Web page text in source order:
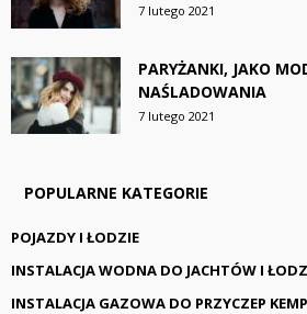
7 lutego 2021
PARYŻANKI, JAKO
NAŚLADOWANIA
7 lutego 2021
POPULARNE KATEGORIE
POJAZDY I ŁODZIE
INSTALACJA WODNA DO JACHTÓW I
INSTALACJA GAZOWA DO PRZYCZEP